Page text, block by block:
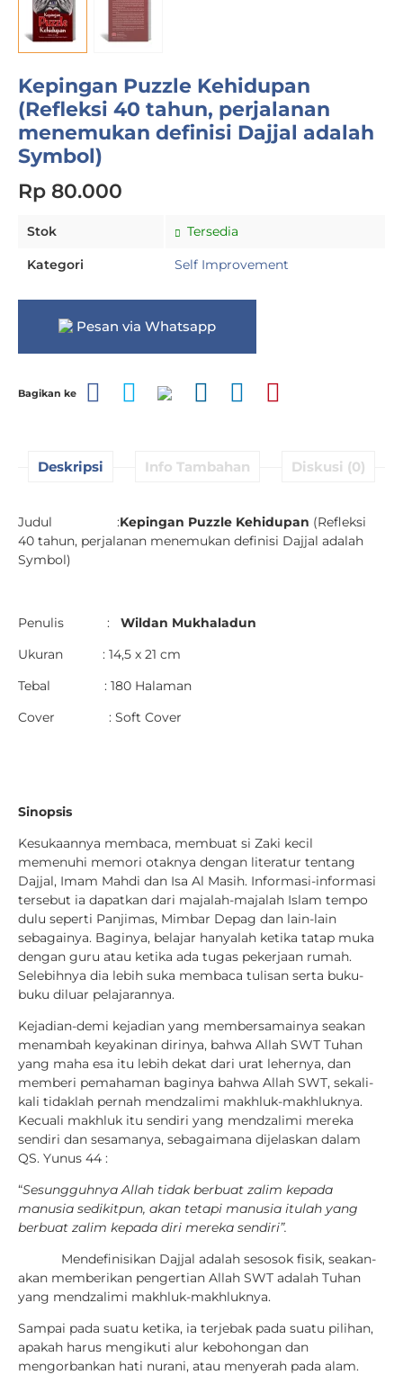
Kepingan Puzzle Kehidupan
(Refleksi 40 tahun, perjalanan
menemukan definisi Dajjal adalah
Symbol)
Rp 80.000
Stok Tersedia
Kategori Self Improvement
Pesan via Whatsapp
Bagikan ke
Deskripsi Info Tambahan Diskusi (0)
Judul :Kepingan Puzzle Kehidupan (Refleksi
40 tahun, perjalanan menemukan definisi Dajjal adalah
Symbol)
Penulis : Wildan Mukhaladun
Ukuran : 14,5 x 21 cm
Tebal : 180 Halaman
Cover : Soft Cover
Sinopsis
Kesukaannya membaca, membuat si Zaki kecil
memenuhi memori otaknya dengan literatur tentang
Dajjal, Imam Mahdi dan Isa Al Masih. Informasi-informasi
tersebut ia dapatkan dari majalah-majalah Islam tempo
dulu seperti Panjimas, Mimbar Depag dan lain-lain
sebagainya. Baginya, belajar hanyalah ketika tatap muka
dengan guru atau ketika ada tugas pekerjaan rumah.
Selebihnya dia lebih suka membaca tulisan serta buku-
buku diluar pelajarannya.
Kejadian-demi kejadian yang membersamainya seakan
menambah keyakinan dirinya, bahwa Allah SWT Tuhan
yang maha esa itu lebih dekat dari urat lehernya, dan
memberi pemahaman baginya bahwa Allah SWT, sekali-
kali tidaklah pernah mendzalimi makhluk-makhluknya.
Kecuali makhluk itu sendiri yang mendzalimi mereka
sendiri dan sesamanya, sebagaimana dijelaskan dalam
QS. Yunus 44 :
“Sesungguhnya Allah tidak berbuat zalim kepada
manusia sedikitpun, akan tetapi manusia itulah yang
berbuat zalim kepada diri mereka sendiri”.
Mendefinisikan Dajjal adalah sesosok fisik, seakan-
akan memberikan pengertian Allah SWT adalah Tuhan
yang mendzalimi makhluk-makhluknya.
Sampai pada suatu ketika, ia terjebak pada suatu pilihan,
apakah harus mengikuti alur kebohongan dan
mengorbankan hati nurani, atau menyerah pada alam.